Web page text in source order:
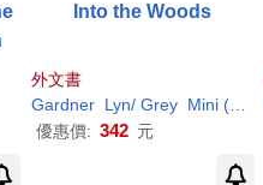
Into the Woods
外文書
Gardner Lyn/ Grey Mini(ILT)
優惠價: 342 元